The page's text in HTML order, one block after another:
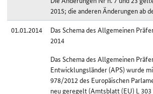
2015; die anderen Änderungen ab
01.01.2014
Das Schema des Allgemeinen
2014
Das Schema des Allgemeinen
Entwicklungsländer (APS) wurde
978/2012 des Europäischen
neu geregelt (Amtsblatt (EU) L 303